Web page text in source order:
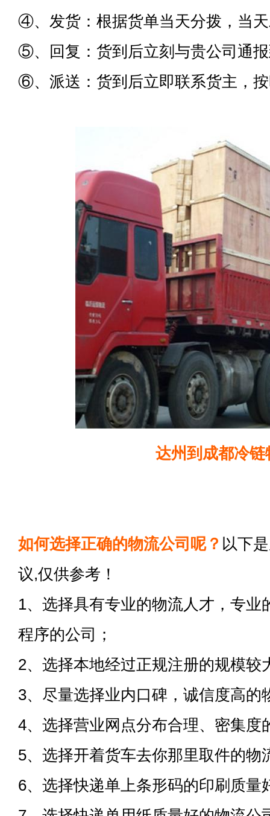
④、发货：根据货单当天分拨，当
⑤、回复：货到后立刻与贵公司通
⑥、派送：货到后立即联系货主，
达州到成都冷链
如何选择正确的物流公司呢？ 以下
议,仅供参考！
1、选择具有专业的物流人才，专业
程序的公司；
2、选择本地经过正规注册的规模较
3、尽量选择业内口碑，诚信度高的
4、选择营业网点分布合理、密集度
5、选择开着货车去你那里取件的物
6、选择快递单上条形码的印刷质量